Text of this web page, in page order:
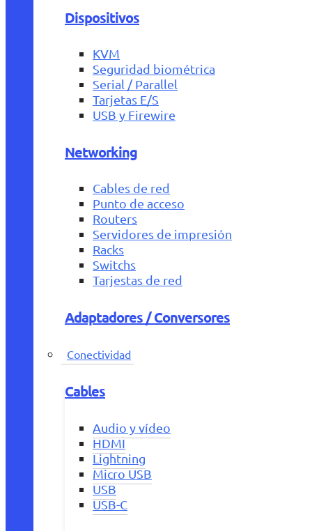
Dispositivos
KVM
Seguridad biométrica
Serial / Parallel
Tarjetas E/S
USB y Firewire
Networking
Cables de red
Punto de acceso
Routers
Servidores de impresión
Racks
Switchs
Tarjestas de red
Adaptadores / Conversores
Conectividad
Cables
Audio y vídeo
HDMI
Lightning
Micro USB
USB
USB-C